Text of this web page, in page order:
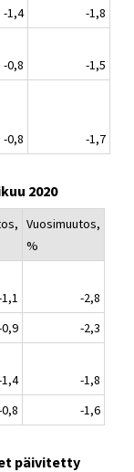
-1,4
-1,8
-0,8
-1,5
-0,8 -1,7
2020
Vuosimuutos,
%
-2,8
-2,3
-1,8
-1,6
päivitetty